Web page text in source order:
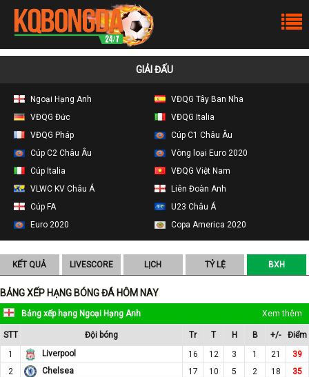
GIẢI ĐẤU
Ngoại Hạng Anh
VĐQG Tây Ban Nha
VĐQG Đức
VĐQG Italia
VĐQG Pháp
Cúp C1 Châu Âu
Cúp C2 Châu Âu
Vòng loại Euro 2020
Cúp Italia
VĐQG Việt Nam
VLWC KV Châu Á
Liên Đoàn Anh
Cúp FA
U23 Châu Á
Euro 2020
Copa America 2020
KẾT QUẢ LIVESCORE LỊCH TỶ LỆ BXH
BẢNG XẾP HẠNG BÓNG ĐÁ HÔM NAY
Bảng xếp hạng Ngoại Hạng Anh Xem thêm
STT Đội bóng Tr T H B +/-
Điểm
1
Liverpool 16 12 3 1 21
39
2
Chelsea 17 10 5 2 18
35